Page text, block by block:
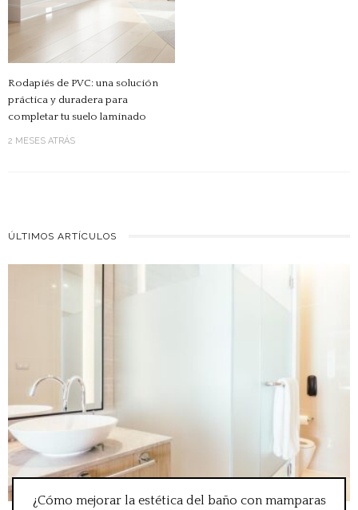
Rodapiés de PVC: una solución
práctica y duradera para
completar tu suelo laminado
2 MESES ATRÁS
ÚLTIMOS ARTÍCULOS
¿Cómo mejorar la estética del baño con mamparas